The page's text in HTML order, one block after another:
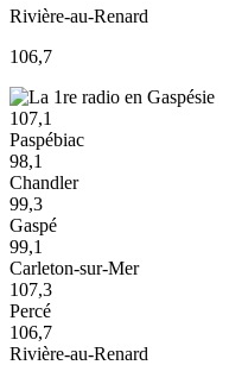
Rivière-au-Renard
106,7
107,1
Paspébiac
98,1
Chandler
99,3
Gaspé
99,1
Carleton-sur-Mer
107,3
Percé
106,7
Rivière-au-Renard